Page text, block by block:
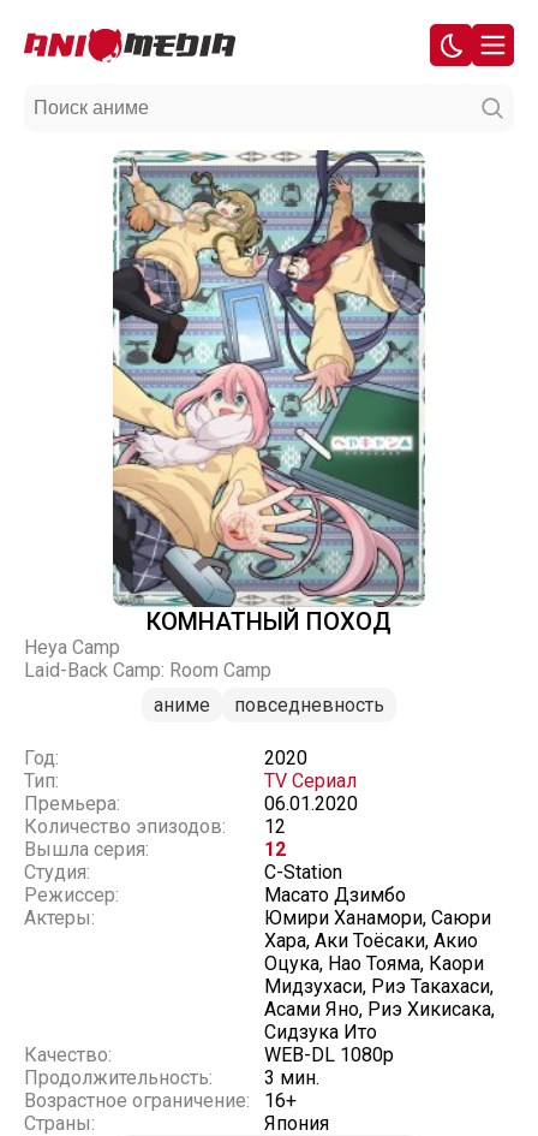
КОМНАТНЫЙ ПОХОД
Heya Camp
Laid-Back Camp: Room Camp
аниме
повседневность
Год:
2020
Тип:
TV Сериал
Премьера:
06.01.2020
Количество эпизодов:
12
Вышла серия:
12
Студия:
C-Station
Режиссер:
Масато Дзимбо
Актеры:
Юмири Ханамори, Саюри
Хара, Аки Тоёсаки, Акио
Оцука, Нао Тояма, Каори
Мидзухаси, Риэ Такахаси,
Асами Яно, Риэ Хикисака,
Сидзука Ито
Качество:
WEB-DL 1080p
Продолжительность:
3 мин.
Возрастное ограничение:
16+
Страны:
Япония